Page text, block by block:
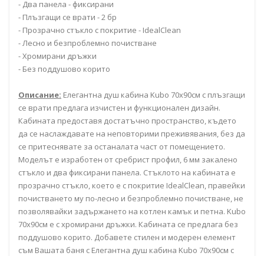
- Два панела - фиксирани
- Плъзгащи се врати - 2 бр
- Прозрачно стъкло с покритие - IdealClean
- Лесно и безпроблемно почистване
- Хромирани дръжки
- Без поддушово корито
Описание: Елегантна душ кабина Kubo 70x90см с плъзгащи
се врати предлага изчистен и функционален дизайн.
Кабината предоставя достатъчно пространство, където
да се наслаждавате на неповторими преживявания, без да
се притеснявате за останалата част от помещението.
Моделът е изработен от сребрист профил, 6 мм закалено
стъкло и два фиксирани панела. Стъклото на кабината е
прозрачно стъкло, което е с покритие IdealClean, правейки
почистването му по-лесно и безпроблемно почистване, не
позволявайки задържането на котлен камък и петна. Kubo
70x90см е с хромирани дръжки. Кабината се предлага без
поддушово корито. Добавете стилен и модерен елемент
съм Вашата баня с Елегантна душ кабина Kubo 70x90см с